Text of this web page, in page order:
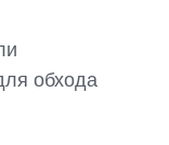
обхода